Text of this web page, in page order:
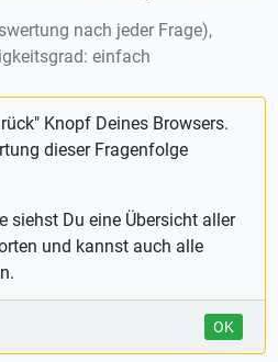
nach jeder Frage),
einfach
Knopf Deines Browsers.
dieser Fragenfolge
siehst Du eine Übersicht aller
und kannst auch alle
OK